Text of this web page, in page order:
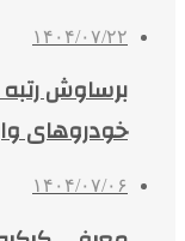
۱۴۰۴/۰۷/۲۲
برساوش
خودروهای
۱۴۰۴/۰۷/۰۶